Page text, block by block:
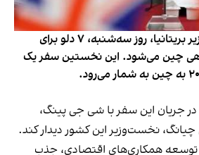
کی‌یر استارمر، نخست‌وزیر بریتانیا، روز سه‌شنبه، ۷ دلو برای
چین می‌شود. این نخستین سفر یک
در جریان این سفر با شی جی پینگ،
نخست‌وزیر این کشور دیدار کند.
همکاری‌های اقتصادی، جذب